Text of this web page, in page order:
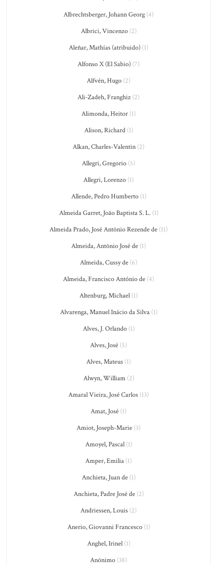
Albrechtsberger, Johann Georg (4)
Albrici, Vincenzo(2)
Aleñar, Mathías (atribuido) (1)
Alfonso X (El Sabio) (7)
Alfvén, Hugo (2)
Ali-Zadeh, Franghiz (2)
Alimonda, Heitor (1)
Alison, Richard(1)
Alkan, Charles-Valentin (2)
Allegri, Gregorio (5)
Allegri, Lorenzo (1)
Allende, Pedro Humberto(1)
Almeida Garret, João Baptista S. L.(1)
Almeida Prado, José Antônio Rezende de (11)
Almeida, Antônio José de (1)
Almeida, Cussy de (6)
Almeida, Francisco António de (4)
Altenburg, Michael (1)
Alvarenga, Manuel Inácio da Silva(1)
Alves, J. Orlando(1)
Alves, José (5)
Alves, Mateus (1)
Alwyn, William(2)
Amaral Vieira, José Carlos (13)
Amat, José (1)
Amiot, Joseph-Marie (3)
Amoyel, Pascal(1)
Amper, Emilia (1)
Anchieta, Juan de(1)
Anchieta, Padre José de(2)
Andriessen, Louis (2)
Anerio, Giovanni Francesco(1)
Anghel, Irinel(1)
Anônimo (38)